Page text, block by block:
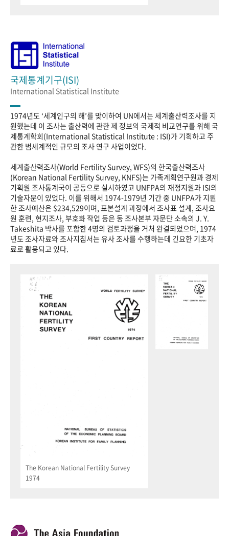
국제통계기구(ISI)
International Statistical Institute
1974년도 ‘세계인구의 해’를 맞이하여 UN에서는 세계출산력조사를 지
원했는데 이 조사는 출산력에 관한 제 정보의 국제적 비교연구를 위해 국
제통계학회(International Statistical Institute : ISI)가 기획하고 주
관한 범세계적인 규모의 조사 연구 사업이었다.
세계출산력조사(World Fertility Survey, WFS)의 한국출산력조사
(Korean National Fertility Survey, KNFS)는 가족계획연구원과 경제
기획원 조사통계국이 공동으로 실시하였고 UNFPA의 재정지원과 ISI의
기술자문이 있었다. 이를 위해서 1974-1979년 기간 중 UNFPA가 지원
한 조사예산은 $234,529이며, 표본설계 과정에서 조사표 설계, 조사요
원 훈련, 현지조사, 부호화 작업 등은 동 조사본부 자문단 소속의 J. Y.
Takeshita 박사를 포함한 4명의 검토과정을 거처 완결되었으며, 1974
년도 조사자료와 조사지침서는 유사 조사를 수행하는데 긴요한 기초자
료로 활용되고 있다.
The Korean National Fertility Survey
1974